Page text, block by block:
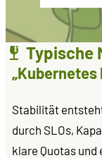
Typische
Stabilität
durch SLOs,
klare Quotas